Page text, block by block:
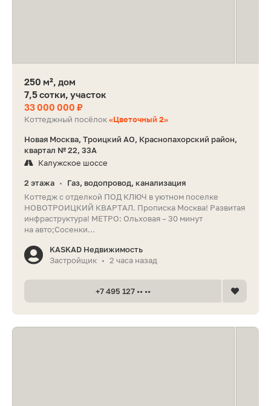
250 м², дом
7,5 сотки, участок
33 000 000 ₽
Коттеджный посёлок«Цветочный 2»
Новая Москва, Троицкий АО, Краснопахорский район,
квартал № 22, 33А
Калужское шоссе
2 этажа •
Газ, водопровод, канализация
Коттедж с отделкой ПОД КЛЮЧ в уютном поселке
НОВОТРОИЦКИЙ КВАРТАЛ. Прописка Москва! Развитая
инфраструктура! МЕТРО: Ольховая – 30 минут
на авто;Сосенки...
KASKAD Недвижимость
Застройщик • 2 часа назад
+7 495 127 •• ••